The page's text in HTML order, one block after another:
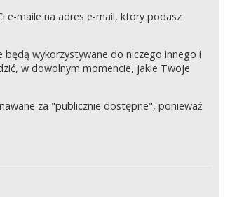
e-maile na adres e-mail, który podasz
wykorzystywane do niczego innego i
w dowolnym momencie, jakie Twoje
za "publicznie dostępne", ponieważ